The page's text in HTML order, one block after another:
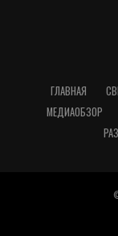
ГЛАВНАЯ
МЕДИАОБЗОР